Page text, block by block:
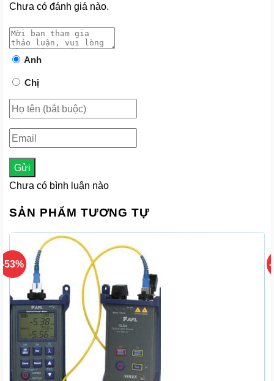
Chưa có đánh giá nào.
Anh
Chị
Gửi
Chưa có bình luận nào
SẢN PHẨM TƯƠNG TỰ
-53%